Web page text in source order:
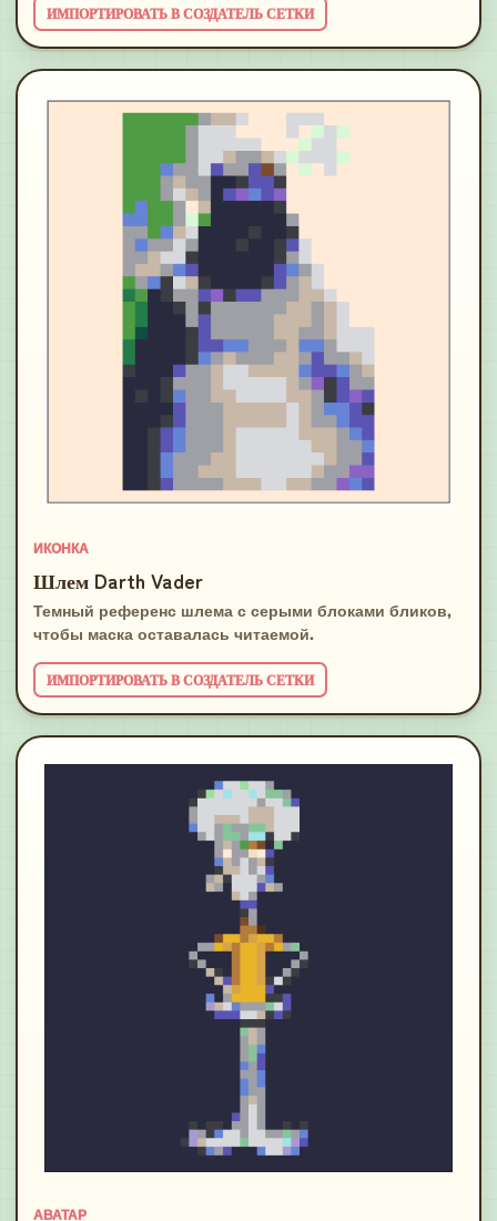
ИМПОРТИРОВАТЬ В СОЗДАТЕЛЬ СЕТКИ
ИКОНКА
Шлем Darth Vader
Темный референс шлема с серыми блоками бликов,
чтобы маска оставалась читаемой.
ИМПОРТИРОВАТЬ В СОЗДАТЕЛЬ СЕТКИ
АВАТАР